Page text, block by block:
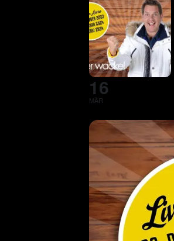
16
MÄR